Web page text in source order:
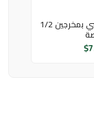
صمام زاوية نحاسي بمخرجين 1/2
$